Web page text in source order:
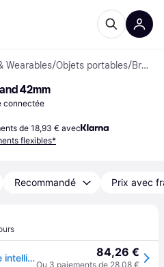
Wearables/Objets portables/ Bracelets de montre connectée
42mm
connectée
de 18,93 € avec
flexibles*
Recommandé Prix avec
Apple - bracelet pour montre intelligente - 42mm 84,26 €
Ou 3 paiements de 28,08 €